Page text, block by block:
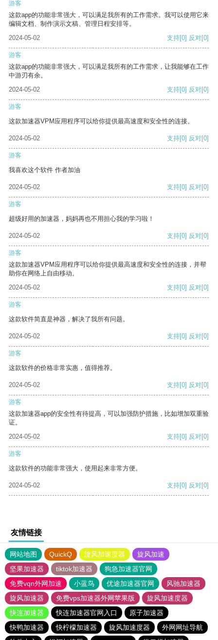
游客
这款app的功能非常强大，可以满足我所有的工作需求。我可以使用它来
编辑文档、制作演示文稿、管理日程安排等。
2024-05-02
支持[0] 反对[0]
游客
这款app的功能非常强大，可以满足我所有的工作需求，让我能够在工作
中游刃有余。
2024-05-02
支持[0] 反对[0]
游客
这款加速器VPM应用程序可以给你提供最高速度和安全性的连接。
2024-05-02 支持[0] 反对[0]
游客
我喜欢这个软件 作者加油
2024-05-02 支持[0] 反对[0]
游客
超级好用的加速器，妈妈再也不用担心我的学习啦！
2024-05-02 支持[0] 反对[0]
游客
这款加速器VPM应用程序可以给你提供最高速度和安全性的连接，并帮
助你在网络上自由移动。
2024-05-02
支持[0] 反对[0]
游客
这款软件简直是神器，解决了我所有问题。
2024-05-02 支持[0] 反对[0]
游客
这款软件的价格非常实惠，值得推荐。
2024-05-02 支持[0] 反对[0]
游客
这款加速器app的安全性有待提高，可以加强防护措施，比如增加双重验
证。
2024-05-02
支持[0] 反对[0]
游客
这款软件的功能非常强大，使用起来非常方便。
2024-05-02 支持[0] 反对[0]
友情链接
网站地图 QuickQ 旋风加速度器
旋风加速
坚果加速器
tiktok加速器
狗急加速器官网
免费vqn外网加速
小蓝鸟 优途加速器官网
风驰加速器
旋风加速器
免费vps加速器外网苹果版
旋风加速度器
快连加速器
快连加速器官网入口
原子加速器
快鸭加速器
快柠檬加速器 旋风加速度器
外网网址导航